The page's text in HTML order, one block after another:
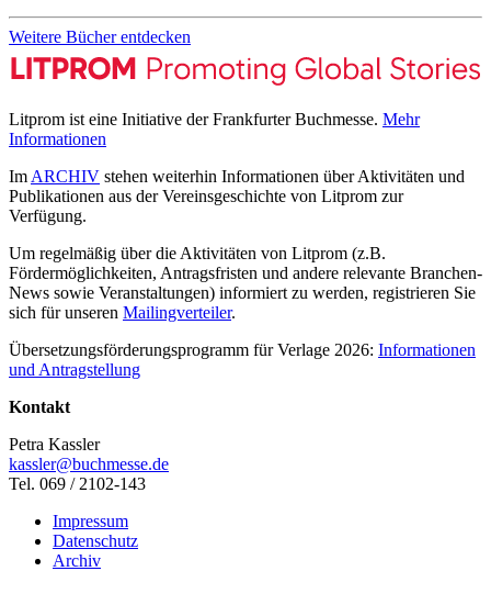
Weitere Bücher entdecken
Litprom ist eine Initiative der Frankfurter Buchmesse. Mehr
Informationen
Im ARCHIV stehen weiterhin Informationen über Aktivitäten und
Publikationen aus der Vereinsgeschichte von Litprom zur
Verfügung.
Um regelmäßig über die Aktivitäten von Litprom (z.B.
Fördermöglichkeiten, Antragsfristen und andere relevante Branchen-
News sowie Veranstaltungen) informiert zu werden, registrieren Sie
sich für unseren Mailingverteiler.
Übersetzungsförderungsprogramm für Verlage 2026: Informationen
und Antragstellung
Kontakt
Petra Kassler
kassler@buchmesse.de
Tel. 069 / 2102-143
Impressum
Datenschutz
Archiv